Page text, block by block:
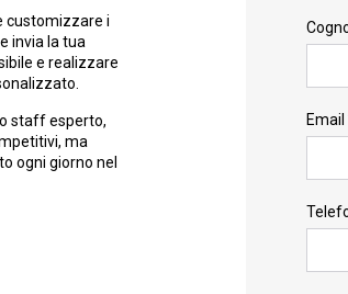
customizzare i
invia la tua
e realizzare
staff esperto,
ma
ogni giorno nel